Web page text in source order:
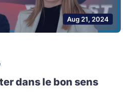
Aug 21, 2024
dans le bon sens